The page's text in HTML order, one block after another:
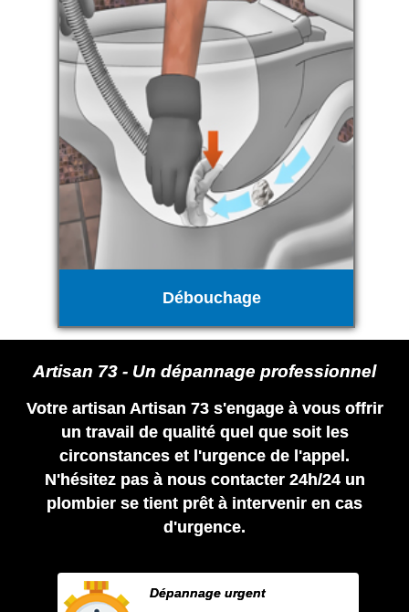
Débouchage
Artisan 73 - Un dépannage professionnel
Votre artisan Artisan 73 s'engage à vous offrir
un travail de qualité quel que soit les
circonstances et l'urgence de l'appel.
N'hésitez pas à nous contacter 24h/24 un
plombier se tient prêt à intervenir en cas
d'urgence.
Dépannage urgent